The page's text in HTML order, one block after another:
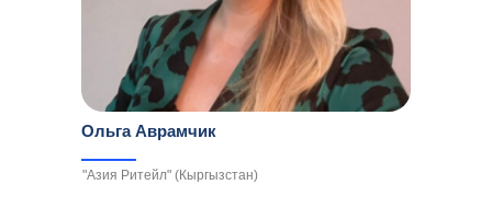
"Азия Ритейл" (Кыргызстан)
Ольга Аврамчик